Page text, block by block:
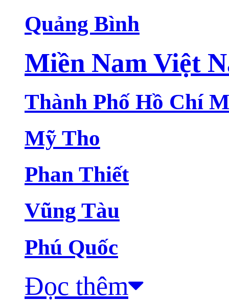
Quảng Bình
Miền Nam Việt
Thành Phố Hồ Chí
Mỹ Tho
Phan Thiết
Vũng Tàu
Phú Quốc
Đọc thêm